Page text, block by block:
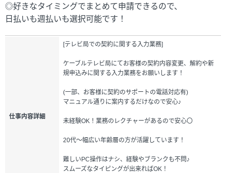
◎好きなタイミングでまとめて申請できるので、
日払いも週払いも選択可能です！
仕事内容詳細
[テレビ局での契約に関する入力業務]
ケーブルテレビ局にてお客様の契約内容変更、解約や新
規申込みに関する入力業務をお願いします！
(一部、お客様に契約のサポートの電話対応有)
マニュアル通りに案内するだけなので安心♪
未経験OK！業務のレクチャーがあるので安心〇
20代～幅広い年齢層の方が活躍しています！
難しいPC操作はナシ、経験やブランクも不問♪
スムーズなタイピングが出来ればOK！